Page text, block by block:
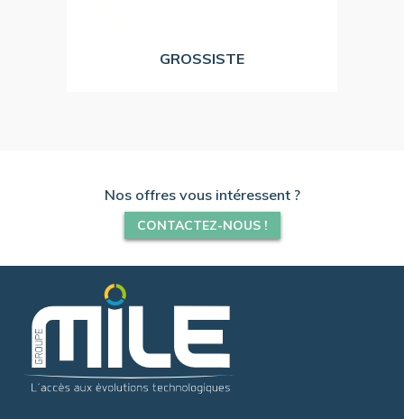
GROSSISTE
PICATA
Nos offres vous intéressent ?
CONTACTEZ-NOUS !